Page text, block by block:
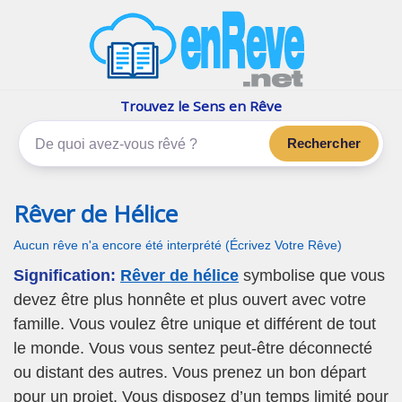
Les rêves, c'est plus que çaTrouvez le Sens en Rêve
Rechercher
Rêver de Hélice
Aucun rêve n'a encore été interprété (Écrivez Votre Rêve)
Signification: Rêver de hélice symbolise que vous
devez être plus honnête et plus ouvert avec votre
famille. Vous voulez être unique et différent de tout
le monde. Vous vous sentez peut-être déconnecté
ou distant des autres. Vous prenez un bon départ
pour un projet. Vous disposez d’un temps limité pour